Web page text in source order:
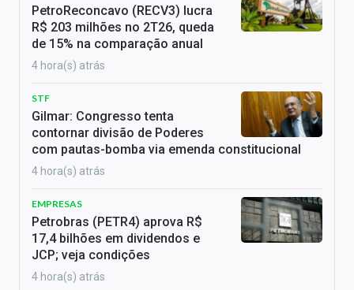
PetroReconcavo (RECV3) lucra
R$ 203 milhões no 2T26, queda
de 15% na comparação anual
4 hora(s) atrás
STF
Gilmar: Congresso tenta
contornar divisão de Poderes
com pautas-bomba via emenda constitucional
4 hora(s) atrás
EMPRESAS
Petrobras (PETR4) aprova R$
17,4 bilhões em dividendos e
JCP; veja condições
4 hora(s) atrás